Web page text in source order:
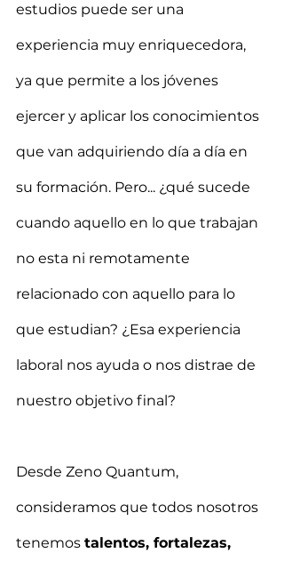
estudios puede ser una
experiencia muy enriquecedora,
ya que permite a los jóvenes
ejercer y aplicar los conocimientos
que van adquiriendo día a día en
su formación. Pero... ¿qué sucede
cuando aquello en lo que trabajan
no esta ni remotamente
relacionado con aquello para lo
que estudian? ¿Esa experiencia
laboral nos ayuda o nos distrae de
nuestro objetivo final?
Desde Zeno Quantum,
consideramos que todos nosotros
tenemos talentos, fortalezas,